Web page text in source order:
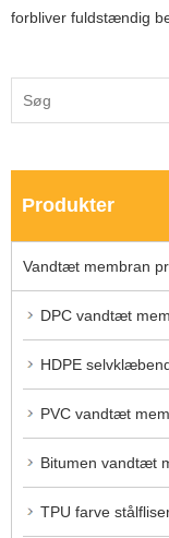
forbliver fuldstændig
Produkter
Vandtæt membran
DPC vandtæt
HDPE
PVC vandtæt
Bitumen vandtæt
TPU farve